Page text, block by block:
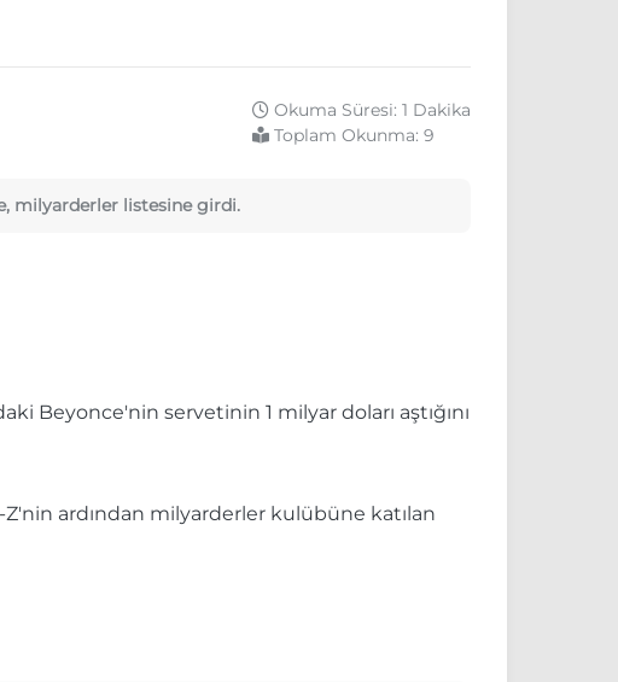
Okuma Süresi: 1 Dakika
Toplam Okunma: 9
milyarderler listesine girdi.
Beyonce'nin servetinin 1 milyar doları aştığını
ardından milyarderler kulübüne katılan